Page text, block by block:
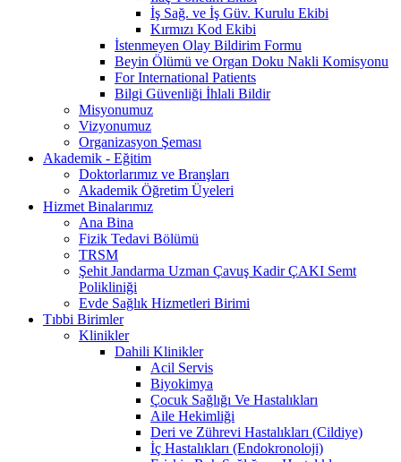
İş Sağ. ve İş Güv. Kurulu Ekibi
Kırmızı Kod Ekibi
İstenmeyen Olay Bildirim Formu
Beyin Ölümü ve Organ Doku Nakli Komisyonu
For International Patients
Bilgi Güvenliği İhlali Bildir
Misyonumuz
Vizyonumuz
Organizasyon Şeması
Akademik - Eğitim
Doktorlarımız ve Branşları
Akademik Öğretim Üyeleri
Hizmet Binalarımız
Ana Bina
Fizik Tedavi Bölümü
TRSM
Şehit Jandarma Uzman Çavuş Kadir ÇAKI Semt
Polikliniği
Evde Sağlık Hizmetleri Birimi
Tıbbi Birimler
Klinikler
Dahili Klinikler
Acil Servis
Biyokimya
Çocuk Sağlığı Ve Hastalıkları
Aile Hekimliği
Deri ve Zührevi Hastalıkları (Cildiye)
İç Hastalıkları (Endokronoloji)